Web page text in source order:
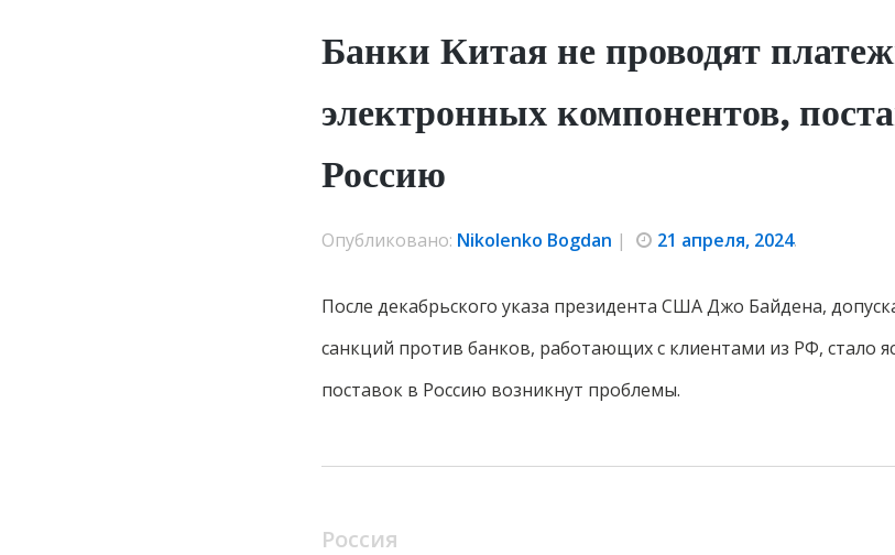
Банки Китая не проводят
электронных компонентов,
Россию
Опубликовано: Nikolenko Bogdan | 21 апреля, 2024.
После декабрьского указа президента США Джо Байдена,
санкций против банков, работающих с клиентами из РФ, стало
поставок в Россию возникнут проблемы.
Россия